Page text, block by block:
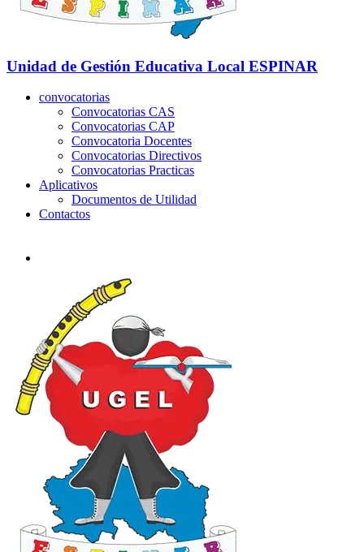
Unidad de Gestión Educativa Local ESPINAR
convocatorias
Convocatorias CAS
Convocatorias CAP
Convocatoria Docentes
Convocatorias Directivos
Convocatorias Practicas
Aplicativos
Documentos de Utilidad
Contactos